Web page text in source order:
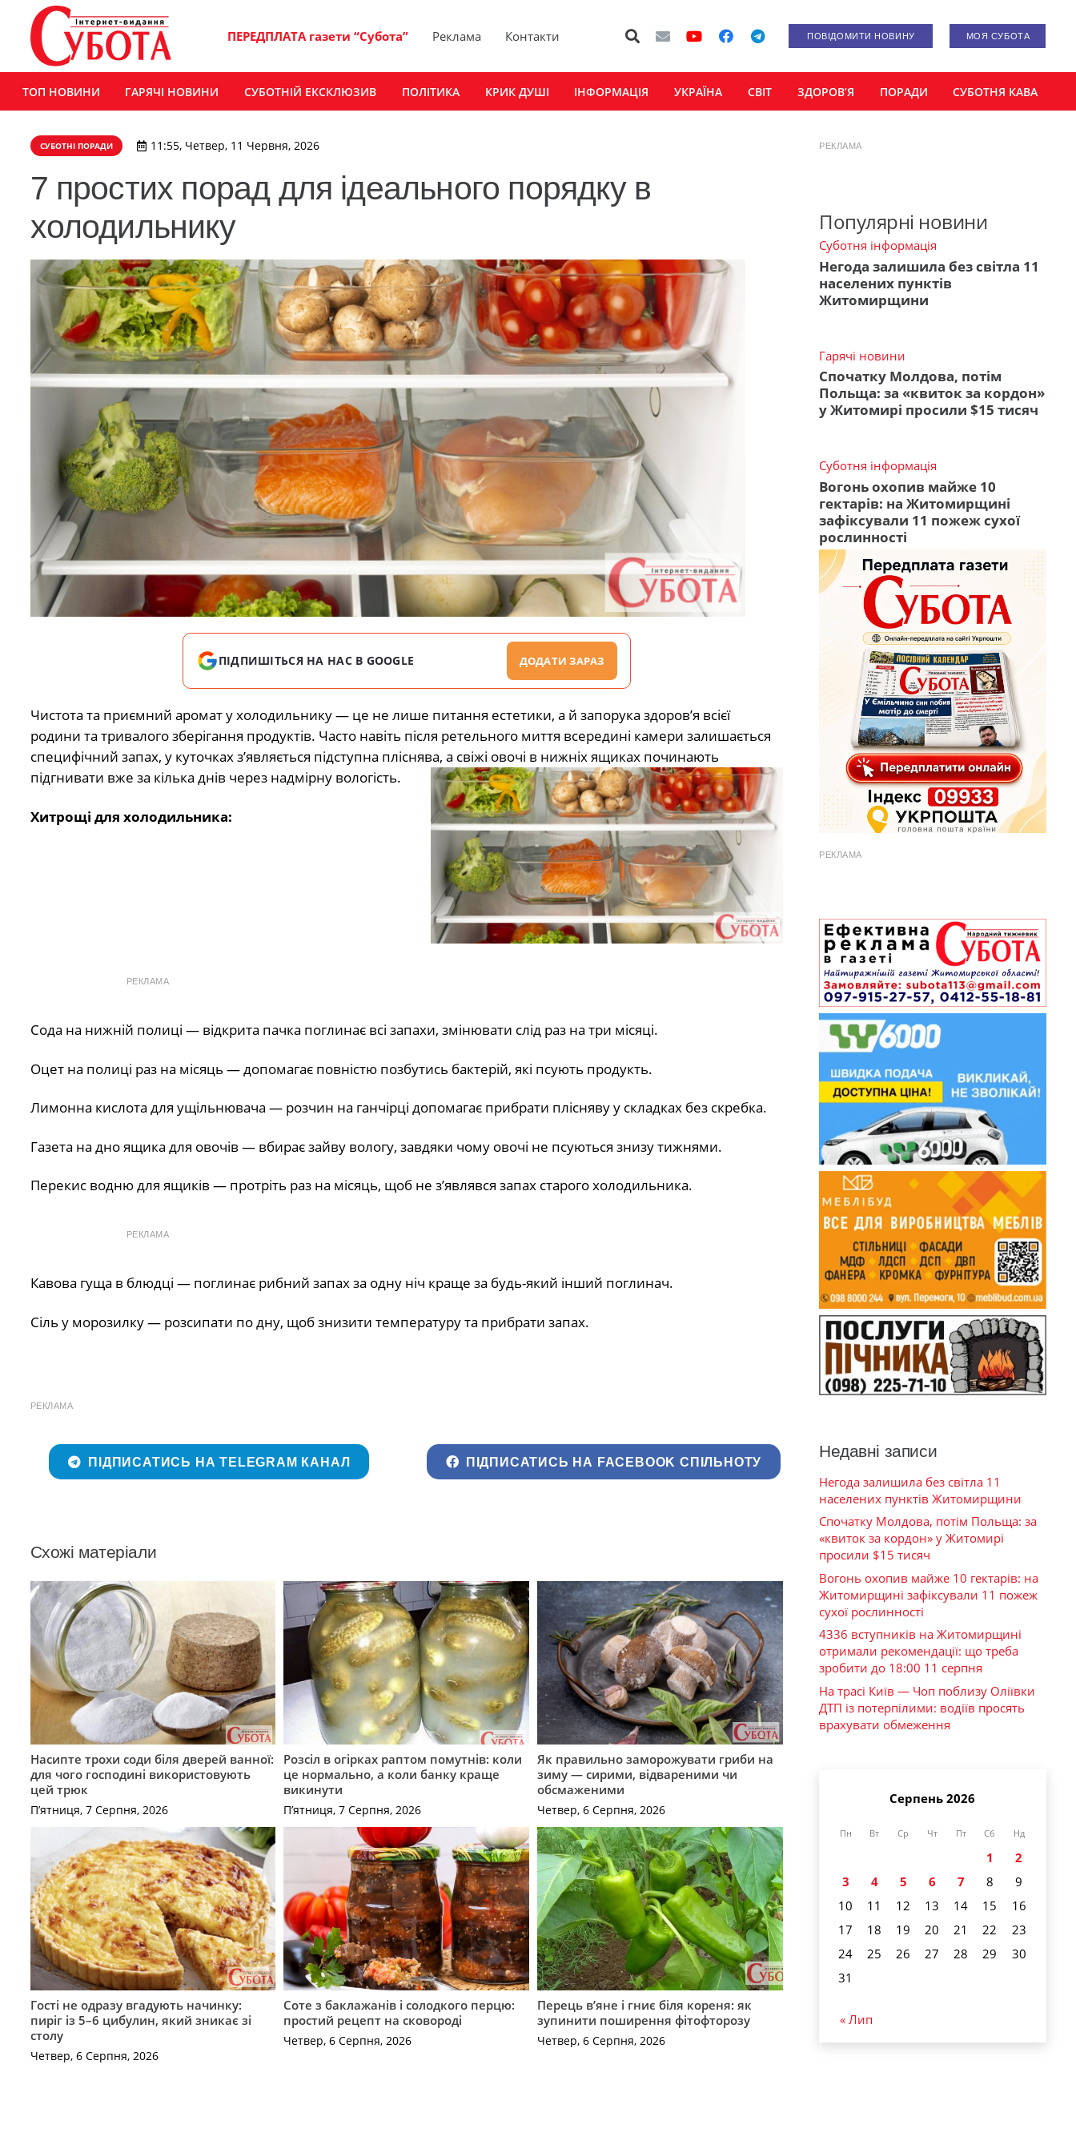
ПЕРЕДПЛАТА газети “Субота” Реклама Контакти ПОВІДОМИТИ НОВИНУ МОЯ СУБОТА
ТОП НОВИНИ ГАРЯЧІ НОВИНИ СУБОТНІЙ ЕКСКЛЮЗИВ ПОЛІТИКА КРИК ДУШІ ІНФОРМАЦІЯ УКРАЇНА СВІТ ЗДОРОВ’Я ПОРАДИ СУБОТНЯ КАВА
СУБОТНІ ПОРАДИ 11:55, Четвер, 11 Червня, 2026
7 простих порад для ідеального порядку в
холодильнику
ПІДПИШІТЬСЯ НА НАС В GOOGLE ДОДАТИ ЗАРАЗ
Чистота та приємний аромат у холодильнику — це не лише питання естетики, а й запорука здоров’я всієї
родини та тривалого зберігання продуктів. Часто навіть після ретельного миття всередині камери залишається
специфічний запах, у куточках з’являється підступна пліснява, а свіжі овочі в нижніх ящиках починають
підгнивати вже за кілька днів через надмірну вологість.
Хитрощі для холодильника:
РЕКЛАМА
Сода на нижній полиці — відкрита пачка поглинає всі запахи, змінювати слід раз на три місяці.
Оцет на полиці раз на місяць — допомагає повністю позбутись бактерій, які псують продукть.
Лимонна кислота для ущільнювача — розчин на ганчірці допомагає прибрати плісняву у складках без скребка.
Газета на дно ящика для овочів — вбирає зайву вологу, завдяки чому овочі не псуються знизу тижнями.
Перекис водню для ящиків — протріть раз на місяць, щоб не з’являвся запах старого холодильника.
РЕКЛАМА
Кавова гуща в блюдці — поглинає рибний запах за одну ніч краще за будь-який інший поглинач.
Сіль у морозилку — розсипати по дну, щоб знизити температуру та прибрати запах.
РЕКЛАМА
ПІДПИСАТИСЬ НА TELEGRAM КАНАЛ ПІДПИСАТИСЬ НА FACEBOOK СПІЛЬНОТУ
Схожі матеріали
Насипте трохи соди біля дверей ванної:
для чого господині використовують
цей трюк
П’ятниця, 7 Серпня, 2026
Розсіл в огірках раптом помутнів: коли
це нормально, а коли банку краще
викинути
П’ятниця, 7 Серпня, 2026
Як правильно заморожувати гриби на
зиму — сирими, відвареними чи
обсмаженими
Четвер, 6 Серпня, 2026
Гості не одразу вгадують начинку:
пиріг із 5–6 цибулин, який зникає зі
столу
Четвер, 6 Серпня, 2026
Соте з баклажанів і солодкого перцю:
простий рецепт на сковороді
Четвер, 6 Серпня, 2026
Перець в’яне і гниє біля кореня: як
зупинити поширення фітофторозу
Четвер, 6 Серпня, 2026
РЕКЛАМА
Популярні новини
Суботня інформація
Негода залишила без світла 11
населених пунктів
Житомирщини
Гарячі новини
Спочатку Молдова, потім
Польща: за «квиток за кордон»
у Житомирі просили $15 тисяч
Суботня інформація
Вогонь охопив майже 10
гектарів: на Житомирщині
зафіксували 11 пожеж сухої
рослинності
РЕКЛАМА
Недавні записи
Негода залишила без світла 11
населених пунктів Житомирщини
Спочатку Молдова, потім Польща: за
«квиток за кордон» у Житомирі
просили $15 тисяч
Вогонь охопив майже 10 гектарів: на
Житомирщині зафіксували 11 пожеж
сухої рослинності
4336 вступників на Житомирщині
отримали рекомендації: що треба
зробити до 18:00 11 серпня
На трасі Київ — Чоп поблизу Оліївки
ДТП із потерпілими: водіїв просять
врахувати обмеження
Серпень 2026
Пн Вт Ср Чт Пт Сб Нд
1
2
3
4 5 6 7 8
9
10
11 12 13 14 15
16
17
18 19 20 21 22
23
24
25 26 27 28 29
30
31
« Лип